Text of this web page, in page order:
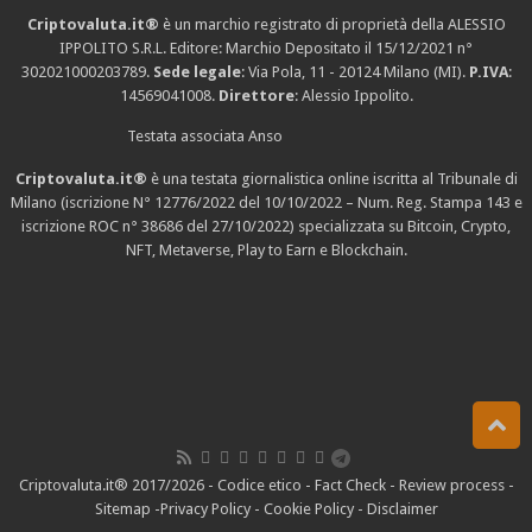
Criptovaluta.it® è un marchio registrato di proprietà della ALESSIO
IPPOLITO S.R.L. Editore: Marchio Depositato il 15/12/2021 n°
302021000203789. Sede legale: Via Pola, 11 - 20124 Milano (MI). P.IVA:
14569041008. Direttore: Alessio Ippolito.
Testata associata Anso
Criptovaluta.it® è una testata giornalistica online iscritta al Tribunale di
Milano (iscrizione N° 12776/2022 del 10/10/2022 – Num. Reg. Stampa 143 e
iscrizione ROC n° 38686 del 27/10/2022) specializzata su Bitcoin, Crypto,
NFT, Metaverse, Play to Earn e Blockchain.
Criptovaluta.it® 2017/2026 - Codice etico - Fact Check- Review process-
Sitemap -Privacy Policy- Cookie Policy- Disclaimer